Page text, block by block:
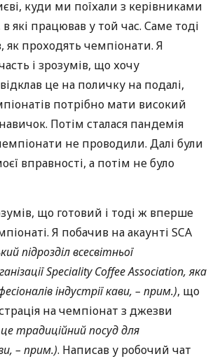
куди ми поїхали з керівниками
в які працював у той час. Саме тоді
проходять чемпіонати. Я
і зрозумів, що хочу
це на поличку на подалі,
потрібно мати високий
Потім сталася пандемія
не проводили. Далі були
вправності, а потім не було
що готовий і тоді ж вперше
Я побачив на акаунті SCA
підрозділ всесвітньої
Speciality Coffee Association, яка
індустрії кави, – прим.), що
на чемпіонат з джезви
традиційний посуд для
– прим.). Написав у робочий чат